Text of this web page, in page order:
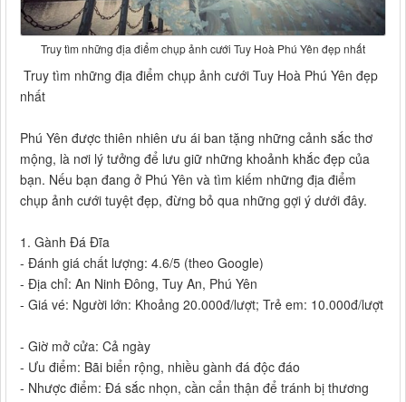
Truy tìm những địa điểm chụp ảnh cưới Tuy Hoà Phú Yên đẹp nhất
Truy tìm những địa điểm chụp ảnh cưới Tuy Hoà Phú Yên đẹp
nhất
Phú Yên được thiên nhiên ưu ái ban tặng những cảnh sắc thơ
mộng, là nơi lý tưởng để lưu giữ những khoảnh khắc đẹp của
bạn. Nếu bạn đang ở Phú Yên và tìm kiếm những địa điểm
chụp ảnh cưới tuyệt đẹp, đừng bỏ qua những gợi ý dưới đây.
1. Gành Đá Đĩa
- Đánh giá chất lượng: 4.6/5 (theo Google)
- Địa chỉ: An Ninh Đông, Tuy An, Phú Yên
- Giá vé: Người lớn: Khoảng 20.000đ/lượt; Trẻ em: 10.000đ/lượt
- Giờ mở cửa: Cả ngày
- Ưu điểm: Bãi biển rộng, nhiều gành đá độc đáo
- Nhược điểm: Đá sắc nhọn, cần cẩn thận để tránh bị thương